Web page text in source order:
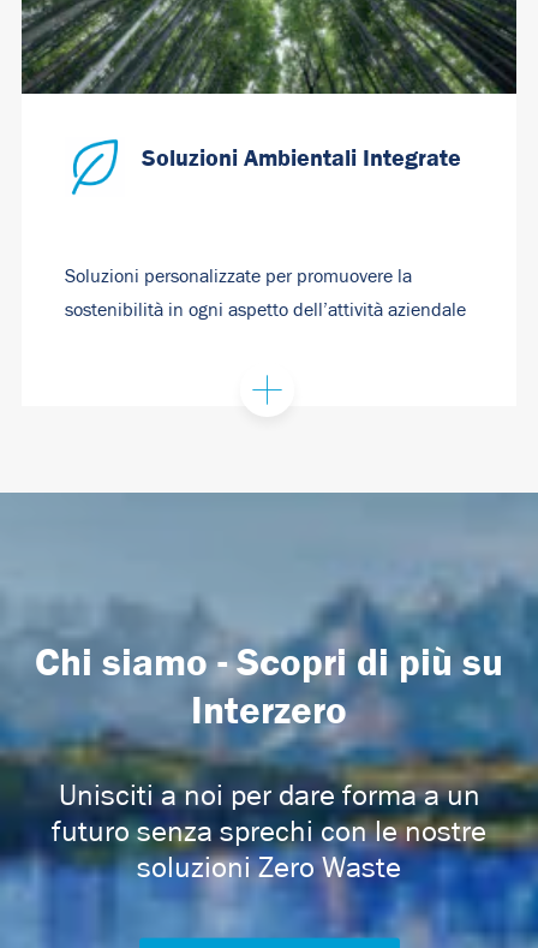
Soluzioni Ambientali Integrate
Soluzioni personalizzate per promuovere la
sostenibilità in ogni aspetto dell’attività aziendale
Chi siamo - Scopri di più su
Interzero
Unisciti a noi per dare forma a un
futuro senza sprechi con le nostre
soluzioni Zero Waste